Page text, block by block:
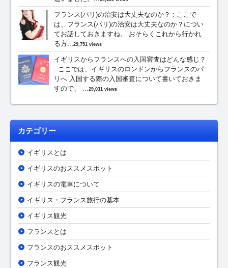
フランス(パリ)の治安は大丈夫なのか？ : ここで
は、フランス(パリ)の治安は大丈夫なのか？につい
てお話しておきますね。 おそらくこれから行かれ
る方...29,751 views
イギリスからフランスへの入国審査はどんな感じ？
: ここでは、イギリスのロンドンからフランスのパ
リへ 入国する際の入国審査について書いておきま
すので、 ...29,031 views
カテゴリー
イギリスとは
イギリスのおススメスポット
イギリスの電車について
イギリス・フランス旅行の基本
イギリス観光
フランスとは
フランスのおススメスポット
フランス観光